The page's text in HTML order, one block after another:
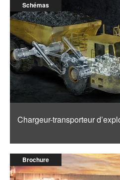
Schémas
Chargeur-transporteur
Brochure